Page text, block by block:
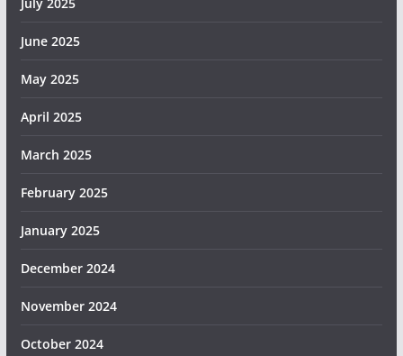
June 2025
May 2025
April 2025
March 2025
February 2025
January 2025
December 2024
November 2024
October 2024